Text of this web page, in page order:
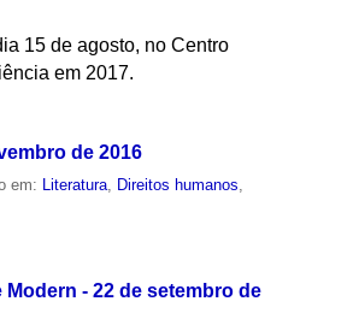
15 de agosto, no Centro
em 2017.
de 2016
em: Literatura Direitos humanos
- 22 de setembro de